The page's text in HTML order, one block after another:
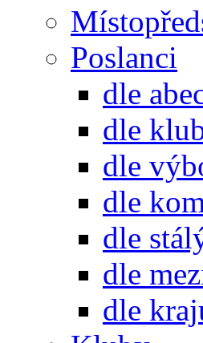
Poslanci
dle
dle
dle
dle
dle
dle
dle